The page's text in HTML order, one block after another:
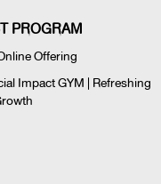
PROGRAM
Offering
Impact GYM | Refreshing